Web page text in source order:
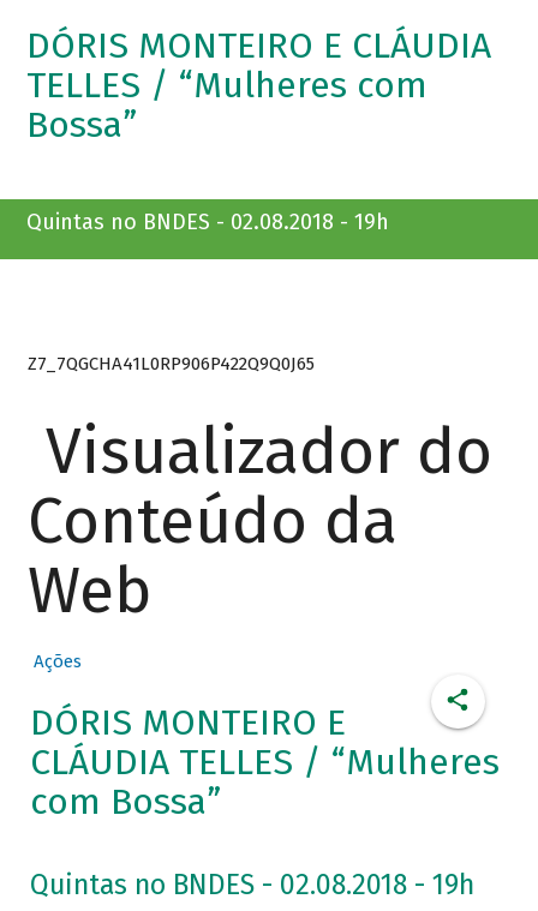
DÓRIS MONTEIRO E CLÁUDIA
TELLES / “Mulheres com
Bossa”
Quintas no BNDES - 02.08.2018 - 19h
Z7_7QGCHA41L0RP906P422Q9Q0J65
Visualizador do
Conteúdo da
Web
Ações
DÓRIS MONTEIRO E
CLÁUDIA TELLES / “Mulheres
com Bossa”
Quintas no BNDES - 02.08.2018 - 19h